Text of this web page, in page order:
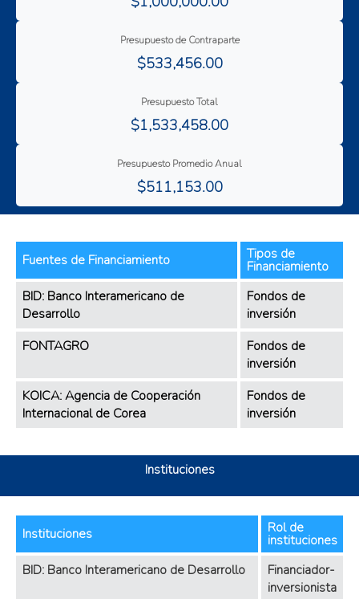
Presupuesto de Contraparte
$533,456.00
Presupuesto Total
$1,533,458.00
Presupuesto Promedio Anual
$511,153.00
Fuentes de Financiamiento Tipos de
Financiamiento
BID: Banco Interamericano de
Desarrollo
Fondos de
inversión
FONTAGRO
Fondos de
inversión
KOICA: Agencia de Cooperación
Internacional de Corea
Fondos de
inversión
Instituciones
Instituciones Rol de
instituciones
BID: Banco Interamericano de Desarrollo
Financiador-
inversionista